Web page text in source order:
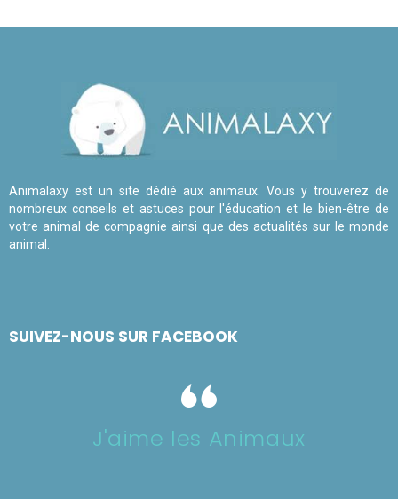
Animalaxy est un site dédié aux animaux. Vous y trouverez de
nombreux conseils et astuces pour l'éducation et le bien-être de
votre animal de compagnie ainsi que des actualités sur le monde
animal.
SUIVEZ-NOUS SUR FACEBOOK
J'aime les Animaux